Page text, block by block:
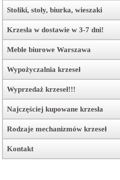
Stoliki, stoły, biurka, wieszaki
Krzesła w dostawie w 3-7 dni!
Meble biurowe Warszawa
Wypożyczalnia krzeseł
Wyprzedaż krzeseł!!!
Najczęściej kupowane krzesła
Rodzaje mechanizmów krzeseł
Kontakt